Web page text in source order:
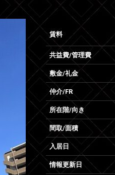
賃料
共益費/管理費
敷金/礼金
仲介/FR
所在階/向き
間取/面積
入居日
情報更新日